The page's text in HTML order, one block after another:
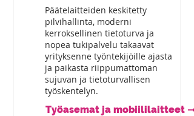
Päätelaitteiden keskitetty
pilvihallinta, moderni
kerroksellinen tietoturva ja
nopea tukipalvelu takaavat
yrityksenne työntekijöille ajasta
ja paikasta riippumattoman
sujuvan ja tietoturvallisen
työskentelyn.
Työasemat ja mobiililaitteet ➞